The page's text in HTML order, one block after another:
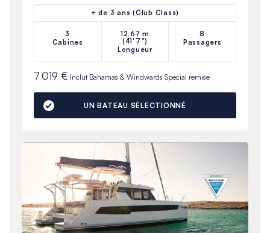
+ de 3 ans (Club Class)
3
Cabines
12.67 m
(41'7")
Longueur
8
Passagers
7 019 € Inclut Bahamas & Windwards Special remise
UN BATEAU SÉLECTIONNÉ